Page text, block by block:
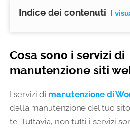
Indice dei contenuti
Cosa sono i servizi di
manutenzione siti
I servizi di manutenzione di
della manutenzione del tuo
te. Tuttavia, non tutti i servizi